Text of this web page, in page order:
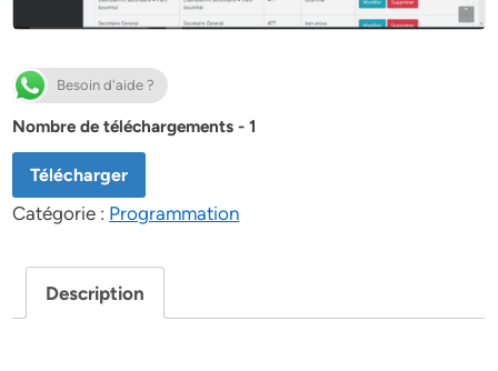
Besoin d'aide ?
Nombre de téléchargements - 1
Télécharger
Catégorie : Programmation
Description